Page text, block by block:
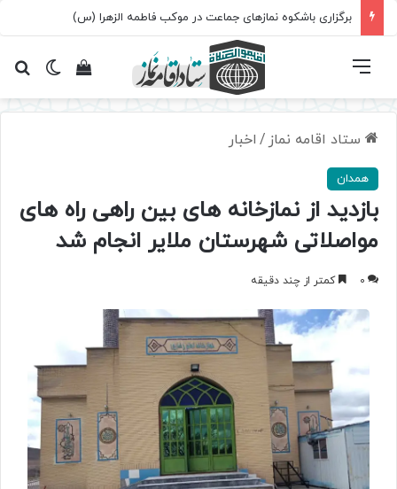
برگزاری باشکوه نمازهای جماعت در موکب فاطمه الزهرا (س)
تغییرمشاهده فهرست
ستاد اقامه نماز / اخبار
همدان
بازدید از نمازخانه های بین راهی راه های
مواصلاتی شهرستان ملایر انجام شد
0 کمتر از چند دقیقه